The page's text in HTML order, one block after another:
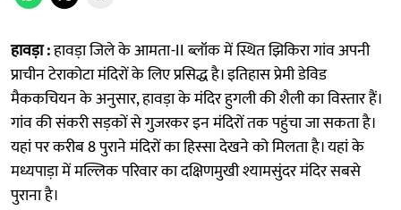
हावड़ा :हावड़ा जिले के आमता-II ब्लॉक में स्थित झिकिरा गांव अपनी
प्राचीन टेराकोटा मंदिरों के लिए प्रसिद्ध है। इतिहास प्रेमी डेविड
मैककचियन के अनुसार, हावड़ा के मंदिर हुगली की शैली का विस्तार हैं।
गांव की संकरी सड़कों से गुजरकर इन मंदिरों तक पहुंचा जा सकता है।
यहां पर करीब 8 पुराने मंदिरों का हिस्सा देखने को मिलता है। यहां के
मध्यपाड़ा में मल्लिक परिवार का दक्षिणमुखी श्यामसुंदर मंदिर सबसे
पुराना है।